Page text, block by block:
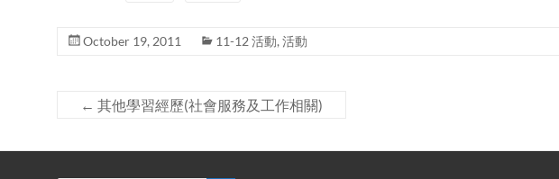
October 19, 2011 11-12 活動, 活動
← 其他學習經歷(社會服務及工作相關)